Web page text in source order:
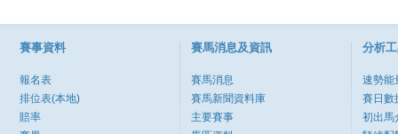
賽事資料
報名表
排位表(本地)
賠率
賽馬消息及資訊
賽馬消息
賽馬新聞資料庫
主要賽事
分析
速勢能
賽日數
初出馬